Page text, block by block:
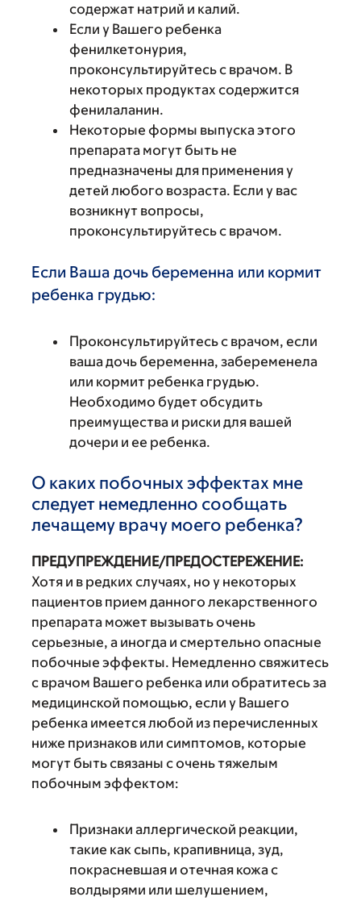
содержат натрий и калий.
Если у Вашего ребенка
фенилкетонурия,
проконсультируйтесь с врачом. В
некоторых продуктах содержится
фенилаланин.
Некоторые формы выпуска этого
препарата могут быть не
предназначены для применения у
детей любого возраста. Если у вас
возникнут вопросы,
проконсультируйтесь с врачом.
Если Ваша дочь беременна или кормит
ребенка грудью:
Проконсультируйтесь с врачом, если
ваша дочь беременна, забеременела
или кормит ребенка грудью.
Необходимо будет обсудить
преимущества и риски для вашей
дочери и ее ребенка.
О каких побочных эффектах мне
следует немедленно сообщать
лечащему врачу моего ребенка?
ПРЕДУПРЕЖДЕНИЕ/ПРЕДОСТЕРЕЖЕНИЕ:
Хотя и в редких случаях, но у некоторых
пациентов прием данного лекарственного
препарата может вызывать очень
серьезные, а иногда и смертельно опасные
побочные эффекты. Немедленно свяжитесь
с врачом Вашего ребенка или обратитесь за
медицинской помощью, если у Вашего
ребенка имеется любой из перечисленных
ниже признаков или симптомов, которые
могут быть связаны с очень тяжелым
побочным эффектом:
Признаки аллергической реакции,
такие как сыпь, крапивница, зуд,
покрасневшая и отечная кожа с
волдырями или шелушением,